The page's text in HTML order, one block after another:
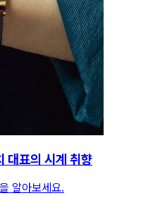
대표의 시계 취향
알아보세요.